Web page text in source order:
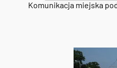
Komunikacja miejska